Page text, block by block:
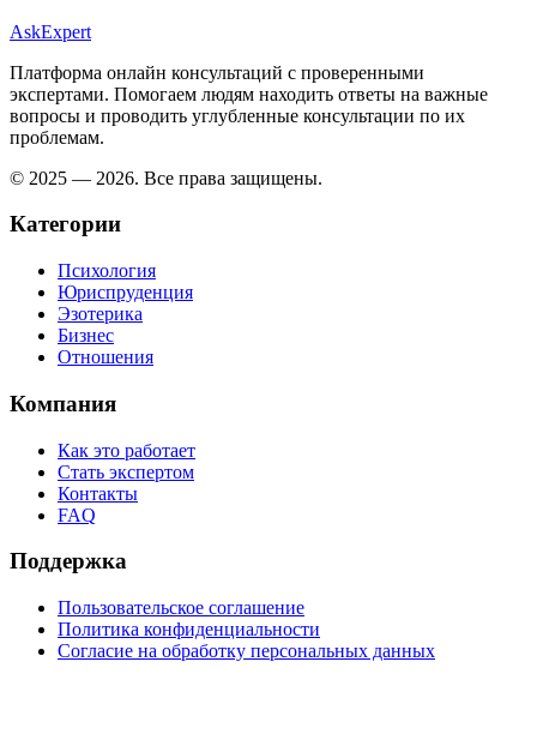
AskExpert
Платформа онлайн консультаций с проверенными
экспертами. Помогаем людям находить ответы на важные
вопросы и проводить углубленные консультации по их
проблемам.
© 2025 — 2026. Все права защищены.
Категории
Психология
Юриспруденция
Эзотерика
Бизнес
Отношения
Компания
Как это работает
Стать экспертом
Контакты
FAQ
Поддержка
Пользовательское соглашение
Политика конфиденциальности
Согласие на обработку персональных данных